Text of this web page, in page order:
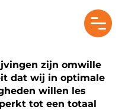
zijn omwille
dat wij in optimale
willen les
tot een totaal